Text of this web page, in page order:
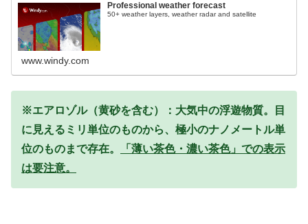
Professional weather forecast
50+ weather layers, weather radar and satellite
www.windy.com
※エアロゾル（黄砂を含む）：大気中の浮遊物質。目
に見えるミリ単位のものから、極小のナノメートル単
位のものまで存在。
「薄い茶色・濃い茶色」での表示
は要注意。